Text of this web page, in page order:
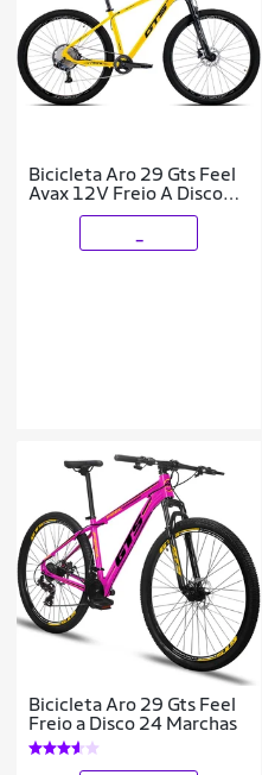
Bicicleta Aro 29 Gts Feel
Avax 12V Freio A Disco
Hidráulico
Bicicleta Aro 29 Gts Feel
Freio a Disco 24 Marchas